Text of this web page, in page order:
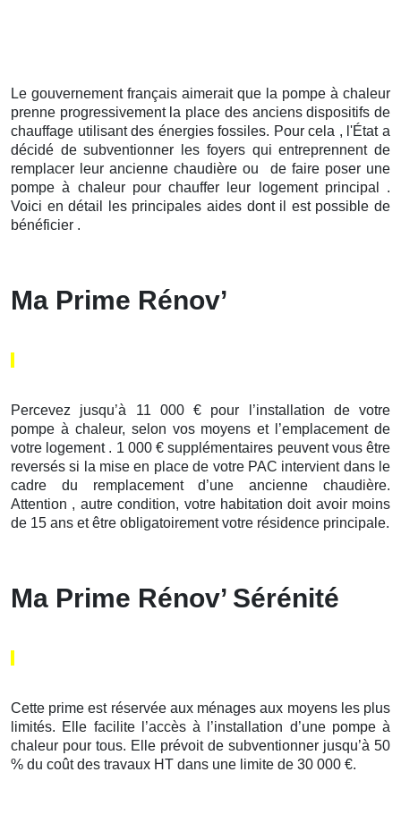
Le gouvernement français aimerait que la pompe à chaleur
prenne progressivement la place des anciens dispositifs de
chauffage utilisant des énergies fossiles. Pour cela , l'État a
décidé de subventionner les foyers qui entreprennent de
remplacer leur ancienne chaudière ou de faire poser une
pompe à chaleur pour chauffer leur logement principal .
Voici en détail les principales aides dont il est possible de
bénéficier .
Ma Prime Rénov’
Percevez jusqu’à 11 000 € pour l’installation de votre
pompe à chaleur, selon vos moyens et l’emplacement de
votre logement . 1 000 € supplémentaires peuvent vous être
reversés si la mise en place de votre PAC intervient dans le
cadre du remplacement d’une ancienne chaudière.
Attention , autre condition, votre habitation doit avoir moins
de 15 ans et être obligatoirement votre résidence principale.
Ma Prime Rénov’ Sérénité
Cette prime est réservée aux ménages aux moyens les plus
limités. Elle facilite l’accès à l’installation d’une pompe à
chaleur pour tous. Elle prévoit de subventionner jusqu’à 50
% du coût des travaux HT dans une limite de 30 000 €.